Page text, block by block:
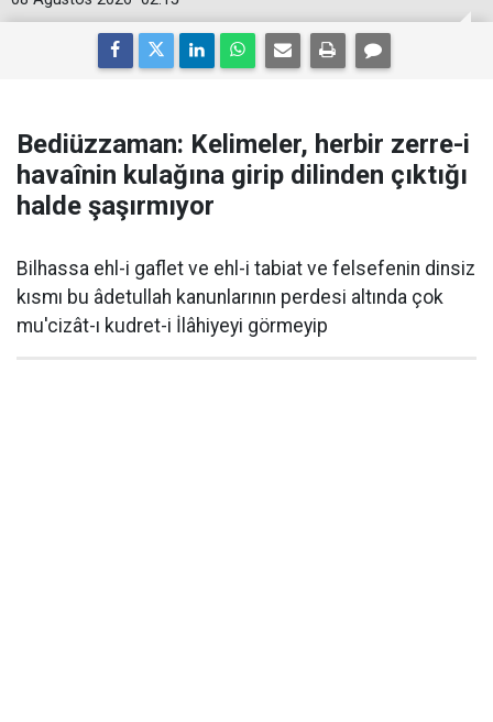
Bediüzzaman: Kelimeler, herbir zerre-i
havaînin kulağına girip dilinden çıktığı
halde şaşırmıyor
Bilhassa ehl-i gaflet ve ehl-i tabiat ve felsefenin dinsiz
kısmı bu âdetullah kanunlarının perdesi altında çok
mu'cizât-ı kudret-i İlâhiyeyi görmeyip